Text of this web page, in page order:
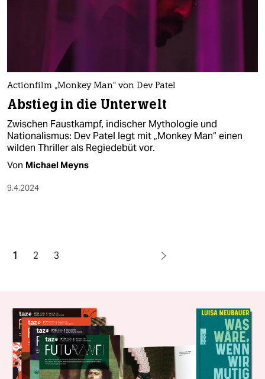
Actionfilm „Monkey Man“ von Dev Patel
Abstieg in die Unterwelt
Zwischen Faustkampf, indischer Mythologie und
Nationalismus: Dev Patel legt mit „Monkey Man“ einen
wilden Thriller als Regiedebüt vor.
Von Michael Meyns
9.4.2024
1 2 3